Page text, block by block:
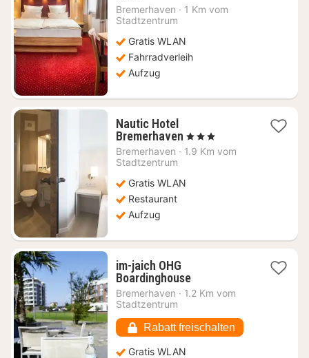
Bremerhaven · 1 Km vom
Stadtzentrum
Gratis WLAN
Fahrradverleih
Aufzug
Nautic Hotel
Bremerhaven 1
Nacht
€
, 3 Sterne
Bremerhaven · 1.9 Km vom
Stadtzentrum
Gratis WLAN
Restaurant
Aufzug
im-jaich OHG
Boardinghouse1
Nacht
€
Bremerhaven · 1.2 Km vom
Stadtzentrum
Rabatt freischalten
Gratis WLAN